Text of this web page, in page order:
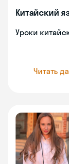
Китайский
Уроки
Читать